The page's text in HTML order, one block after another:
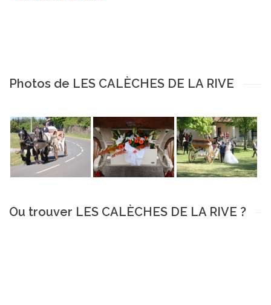
Photos de LES CALÈCHES DE LA RIVE
Ou trouver LES CALÈCHES DE LA RIVE ?